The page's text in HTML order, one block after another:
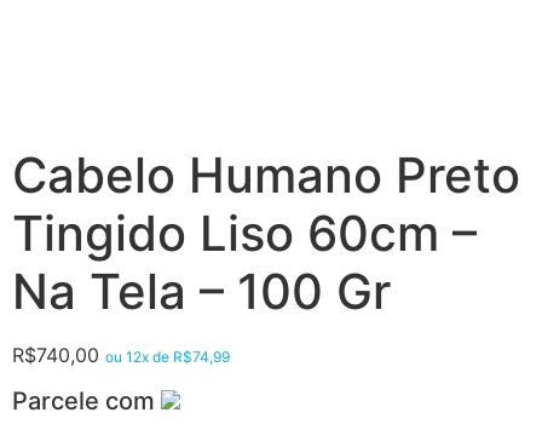
Cabelo Humano Preto
Tingido Liso 60cm –
Na Tela – 100 Gr
R$740,00 ou 12x de R$74,99
Parcele com